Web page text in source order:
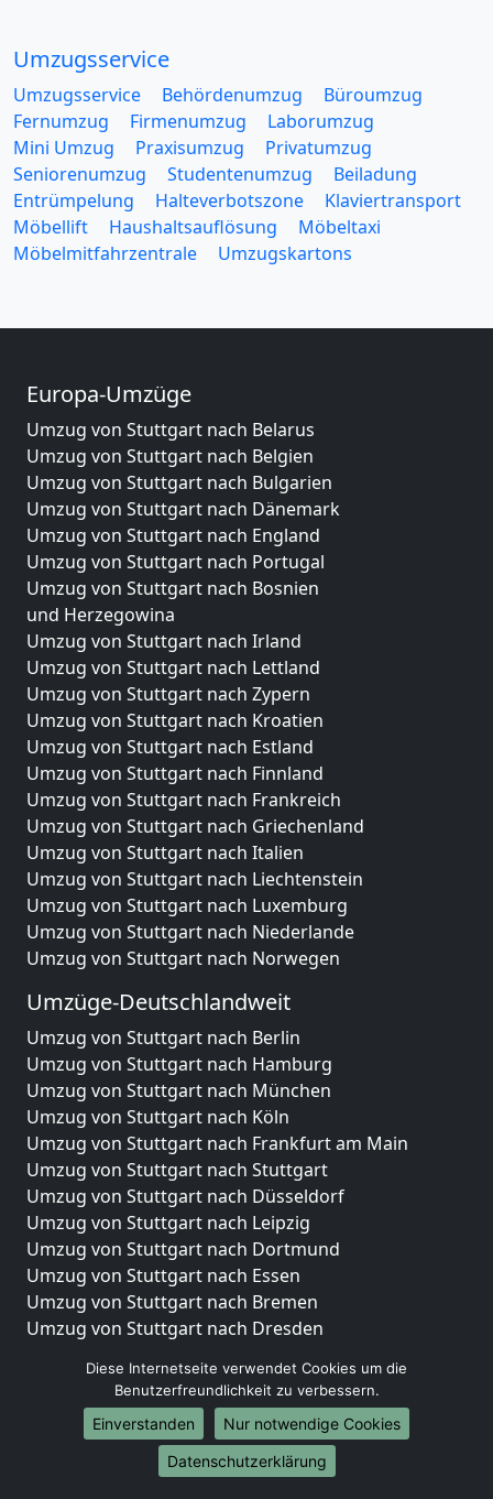
Umzugsservice
Umzugsservice Behördenumzug
Büroumzug
Fernumzug
Firmenumzug
Laborumzug
Mini Umzug
Praxisumzug
Privatumzug
Seniorenumzug
Studentenumzug
Beiladung
Entrümpelung
Halteverbotszone
Klaviertransport
Möbellift
Haushaltsauflösung
Möbeltaxi
Möbelmitfahrzentrale
Umzugskartons
Europa-Umzüge
Umzug von Stuttgart nach Belarus
Umzug von Stuttgart nach Belgien
Umzug von Stuttgart nach Bulgarien
Umzug von Stuttgart nach Dänemark
Umzug von Stuttgart nach England
Umzug von Stuttgart nach Portugal
Umzug von Stuttgart nach Bosnien
und Herzegowina
Umzug von Stuttgart nach Irland
Umzug von Stuttgart nach Lettland
Umzug von Stuttgart nach Zypern
Umzug von Stuttgart nach Kroatien
Umzug von Stuttgart nach Estland
Umzug von Stuttgart nach Finnland
Umzug von Stuttgart nach Frankreich
Umzug von Stuttgart nach Griechenland
Umzug von Stuttgart nach Italien
Umzug von Stuttgart nach Liechtenstein
Umzug von Stuttgart nach Luxemburg
Umzug von Stuttgart nach Niederlande
Umzug von Stuttgart nach Norwegen
Umzüge-Deutschlandweit
Umzug von Stuttgart nach Berlin
Umzug von Stuttgart nach Hamburg
Umzug von Stuttgart nach München
Umzug von Stuttgart nach Köln
Umzug von Stuttgart nach Frankfurt am Main
Umzug von Stuttgart nach Stuttgart
Umzug von Stuttgart nach Düsseldorf
Umzug von Stuttgart nach Leipzig
Umzug von Stuttgart nach Dortmund
Umzug von Stuttgart nach Essen
Umzug von Stuttgart nach Bremen
Umzug von Stuttgart nach Dresden
Umzug von Stuttgart nach Nürnberg
Umzug von Stuttgart nach Duisburg
Umzug von Stuttgart nach Bochum
Umzug von Stuttgart nach Wuppertal
Diese Internetseite verwendet Cookies um die
Benutzerfreundlichkeit zu verbessern.
Einverstanden
Nur notwendige Cookies
Datenschutzerklärung